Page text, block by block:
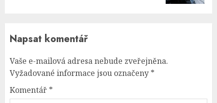
Napsat komentář
Vaše e-mailová adresa nebude zveřejněna.
Vyžadované informace jsou označeny *
Komentář *